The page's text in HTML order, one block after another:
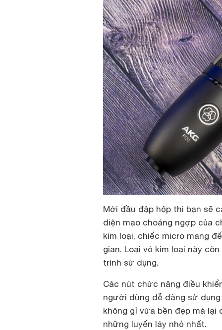
Mới đầu đập hộp thì bạn sẽ
diện mạo choáng ngợp của
kim loại, chiếc micro mang
gian. Loại vỏ kim loại này
trình sử dụng.
Các nút chức năng điều
người dùng dễ dàng sử
không gỉ vừa bền đẹp mà
những luyến láy nhỏ nhất.